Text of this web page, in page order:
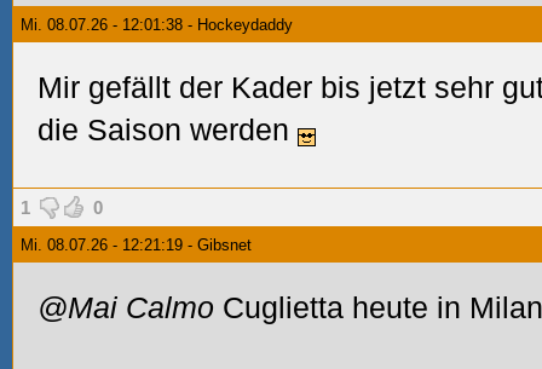
Mi. 08.07.26 - 12:01:38 - Hockeydaddy
Mir gefällt der Kader bis jetzt sehr
die Saison werden
1 0
Mi. 08.07.26 - 12:21:19 - Gibsnet
@Mai Calmo Cuglietta heute in